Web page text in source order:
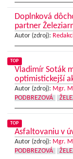
Doplnková
partner
Autor (zdroj):
TOP
Vladimír Soták
optimistickejší
Autor (zdroj): Mgr.
PODBREZOVÁ
TOP
Asfaltovaniu v
Autor (zdroj): Mgr.
PODBREZOVÁ